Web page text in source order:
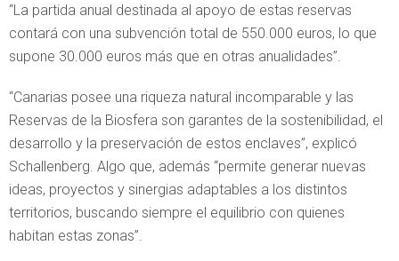
“La partida anual destinada al apoyo de estas reservas
contará con una subvención total de 550.000 euros, lo que
supone 30.000 euros más que en otras anualidades”.
“Canarias posee una riqueza natural incomparable y las
Reservas de la Biosfera son garantes de la sostenibilidad, el
desarrollo y la preservación de estos enclaves”, explicó
Schallenberg. Algo que, además “permite generar nuevas
ideas, proyectos y sinergias adaptables a los distintos
territorios, buscando siempre el equilibrio con quienes
habitan estas zonas”.